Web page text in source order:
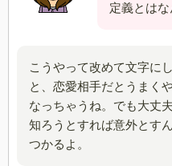
定義とはな
こうやって改めて文字に
と、恋愛相手だとうまく
なっちゃうね。でも大丈
知ろうとすれば意外とす
つかるよ。